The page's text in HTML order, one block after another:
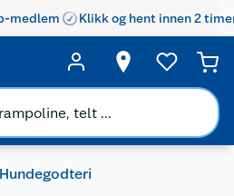
medlem Klikk og hent innen 2
Hundegodteri